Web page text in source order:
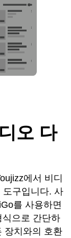
오 다
에서 비디
도구입니다. 사
를 사용하면
으로 간단하
장치와의 호환